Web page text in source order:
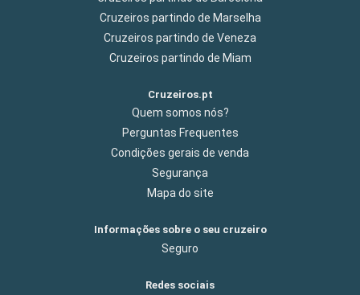
Cruzeiros partindo de Marselha
Cruzeiros partindo de Veneza
Cruzeiros partindo de Miam
Cruzeiros.pt
Quem somos nós?
Perguntas Frequentes
Condições gerais de venda
Segurança
Mapa do site
Informações sobre o seu cruzeiro
Seguro
Redes sociais